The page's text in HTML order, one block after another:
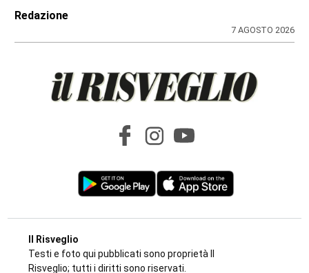
Redazione
7 AGOSTO 2026
Il Risveglio
Testi e foto qui pubblicati sono proprietà Il
Risveglio; tutti i diritti sono riservati.